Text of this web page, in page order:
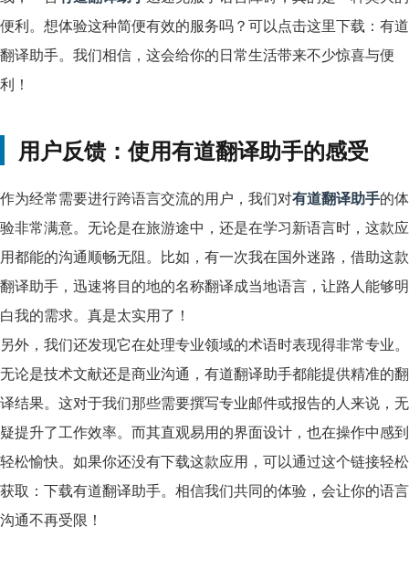
便利。想体验这种简便有效的服务吗？可以点击这里下载：有道
翻译助手。我们相信，这会给你的日常生活带来不少惊喜与便
利！
用户反馈：使用有道翻译助手的感受
作为经常需要进行跨语言交流的用户，我们对有道翻译助手的体
验非常满意。无论是在旅游途中，还是在学习新语言时，这款应
用都能的沟通顺畅无阻。比如，有一次我在国外迷路，借助这款
翻译助手，迅速将目的地的名称翻译成当地语言，让路人能够明
白我的需求。真是太实用了！
另外，我们还发现它在处理专业领域的术语时表现得非常专业。
无论是技术文献还是商业沟通，有道翻译助手都能提供精准的翻
译结果。这对于我们那些需要撰写专业邮件或报告的人来说，无
疑提升了工作效率。而其直观易用的界面设计，也在操作中感到
轻松愉快。如果你还没有下载这款应用，可以通过这个链接轻松
获取：下载有道翻译助手。相信我们共同的体验，会让你的语言
沟通不再受限！